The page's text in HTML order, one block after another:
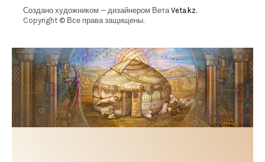
Создано художником — дизайнером ВетаVeta.kz.
Copyright © Все права защищены.